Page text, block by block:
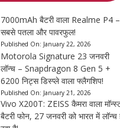
7000mAh बैटरी वाला Realme P4 –
सबसे पतला और पावरफुल!
Published On: January 22, 2026
Motorola Signature 23 जनवरी
लॉन्च – Snapdragon 8 Gen 5 +
6200 निट्स डिस्प्ले वाला फ्लैगशिप!
Published On: January 21, 2026
Vivo X200T: ZEISS कैमरा वाला
बैटरी फोन, 27 जनवरी को भारत में लॉन्च